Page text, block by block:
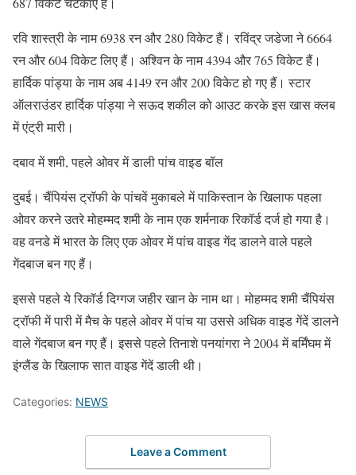
रवि शास्त्री के नाम 6938 रन और 280 विकेट हैं। रविंद्र जडेजा ने 6664
रन और 604 विकेट लिए हैं। अश्विन के नाम 4394 और 765 विकेट हैं।
हार्दिक पांड्या के नाम अब 4149 रन और 200 विकेट हो गए हैं। स्टार
ऑलराउंडर हार्दिक पांड्या ने सऊद शकील को आउट करके इस खास क्लब
में एंट्री मारी।
दबाव में शमी, पहले ओवर में डाली पांच वाइड बॉल
दुबई। चैंपियंस ट्रॉफी के पांचवें मुकाबले में पाकिस्तान के खिलाफ पहला
ओवर करने उतरे मोहम्मद शमी के नाम एक शर्मनाक रिकॉर्ड दर्ज हो गया है।
वह वनडे में भारत के लिए एक ओवर में पांच वाइड गेंद डालने वाले पहले
गेंदबाज बन गए हैं।
इससे पहले ये रिकॉर्ड दिग्गज जहीर खान के नाम था। मोहम्मद शमी चैंपियंस
ट्रॉफी में पारी में मैच के पहले ओवर में पांच या उससे अधिक वाइड गेंदें डालने
वाले गेंदबाज बन गए हैं। इससे पहले तिनाशे पनयांगरा ने 2004 में बर्मिंघम में
इंग्लैंड के खिलाफ सात वाइड गेंदें डाली थी।
Categories: NEWS
Leave a Comment